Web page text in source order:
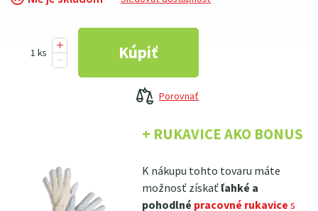
+ RUKAVICE AKO BONUS
K nákupu tohto tovaru máte
možnosť získaťľahké a
pohodlné pracovné rukavices
Porovnať